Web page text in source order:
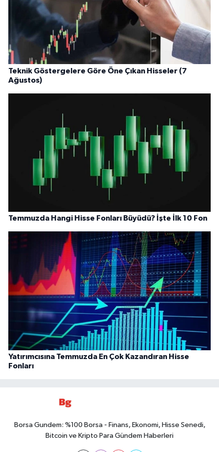
Teknik Göstergelere Göre Öne Çıkan Hisseler (7
Ağustos)
Temmuzda Hangi Hisse Fonları Büyüdü? İşte İlk 10 Fon
Yatırımcısına Temmuzda En Çok Kazandıran Hisse
Fonları
Borsa Gundem: %100 Borsa - Finans, Ekonomi, Hisse Senedi,
Bitcoin ve Kripto Para Gündem Haberleri